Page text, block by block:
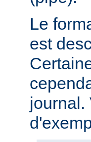
Le
est
journal.